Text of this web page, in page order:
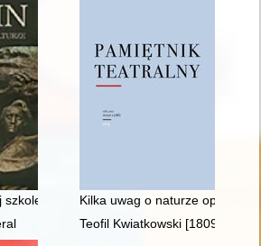
szkole i kulturzeKilka uwag o naturze opery,
Teofil Kwiatkowski [1809-1891]